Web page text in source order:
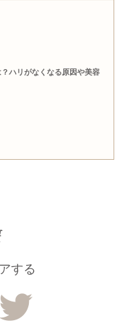
ハリがなくなる原因や美容
する